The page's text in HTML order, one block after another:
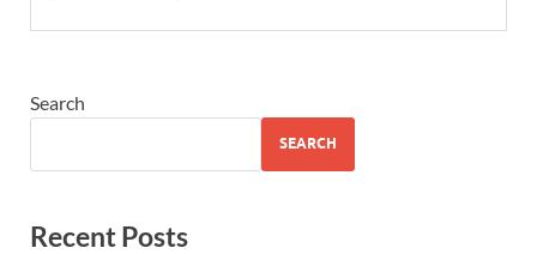
Search
SEARCH
Recent Posts